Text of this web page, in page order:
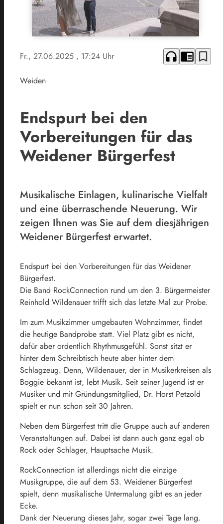
Fr., 27.06.2025 , 17:24 Uhr headphones chrome_reader_mode bookmark_border
Weiden
Endspurt bei den
Vorbereitungen für das
Weidener Bürgerfest
Musikalische Einlagen, kulinarische Vielfalt
und eine überraschende Neuerung. Wir
zeigen Ihnen was Sie auf dem diesjährigen
Weidener Bürgerfest erwartet.
Endspurt bei den Vorbereitungen für das Weidener
Bürgerfest.
Die Band RockConnection rund um den 3. Bürgermeister
Reinhold Wildenauer trifft sich das letzte Mal zur Probe.
Im zum Musikzimmer umgebauten Wohnzimmer, findet
die heutige Bandprobe statt. Viel Platz gibt es nicht,
dafür aber ordentlich Rhythmusgefühl. Sonst sitzt er
hinter dem Schreibtisch heute aber hinter dem
Schlagzeug. Denn, Wildenauer, der in Musikerkreisen als
Boggie bekannt ist, lebt Musik. Seit seiner Jugend ist er
Musiker und mit Gründungsmitglied, Dr. Horst Petzold
spielt er nun schon seit 30 Jahren.
Neben dem Bürgerfest tritt die Gruppe auch auf anderen
Veranstaltungen auf. Dabei ist dann auch ganz egal ob
Rock oder Schlager, Hauptsache Musik.
RockConnection ist allerdings nicht die einzige
Musikgruppe, die auf dem 53. Weidener Bürgerfest
spielt, denn musikalische Untermalung gibt es an jeder
Ecke.
Dank der Neuerung dieses Jahr, sogar zwei Tage lang.